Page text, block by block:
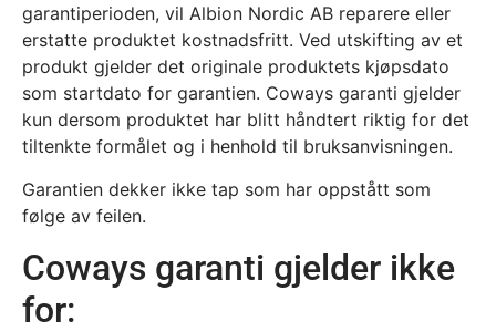
garantiperioden, vil Albion Nordic AB reparere eller
erstatte produktet kostnadsfritt. Ved utskifting av et
produkt gjelder det originale produktets kjøpsdato
som startdato for garantien. Coways garanti gjelder
kun dersom produktet har blitt håndtert riktig for det
tiltenkte formålet og i henhold til bruksanvisningen.
Garantien dekker ikke tap som har oppstått som
følge av feilen.
Coways garanti gjelder ikke
for: